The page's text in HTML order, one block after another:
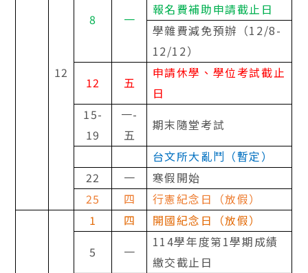
12
8 一
報名費補助申請截止日
學雜費減免預辦（12/8-
12/12）
12
五
申請休學、學位考試截止
日
15-
19
一-
五
期末隨堂考試
台文所大亂鬥（暫定）
22
一
寒假開始
25
四 行憲紀念日（放假）
1 四
開國紀念日（放假）
5
一
114學年度第1學期成績
繳交截止日